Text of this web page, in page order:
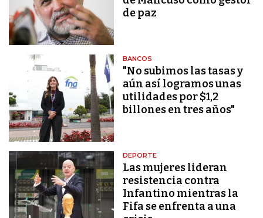
de paz
BANCOS
"No subimos las tasas y
aún así logramos unas
utilidades por $1,2
billones en tres años"
DEPORTE
Las mujeres lideran
resistencia contra
Infantino mientras la
Fifa se enfrenta a una